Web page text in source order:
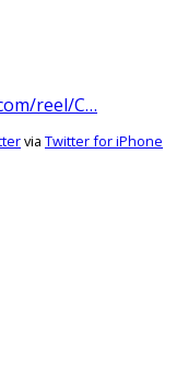
reel/C…
via Twitter for iPhone